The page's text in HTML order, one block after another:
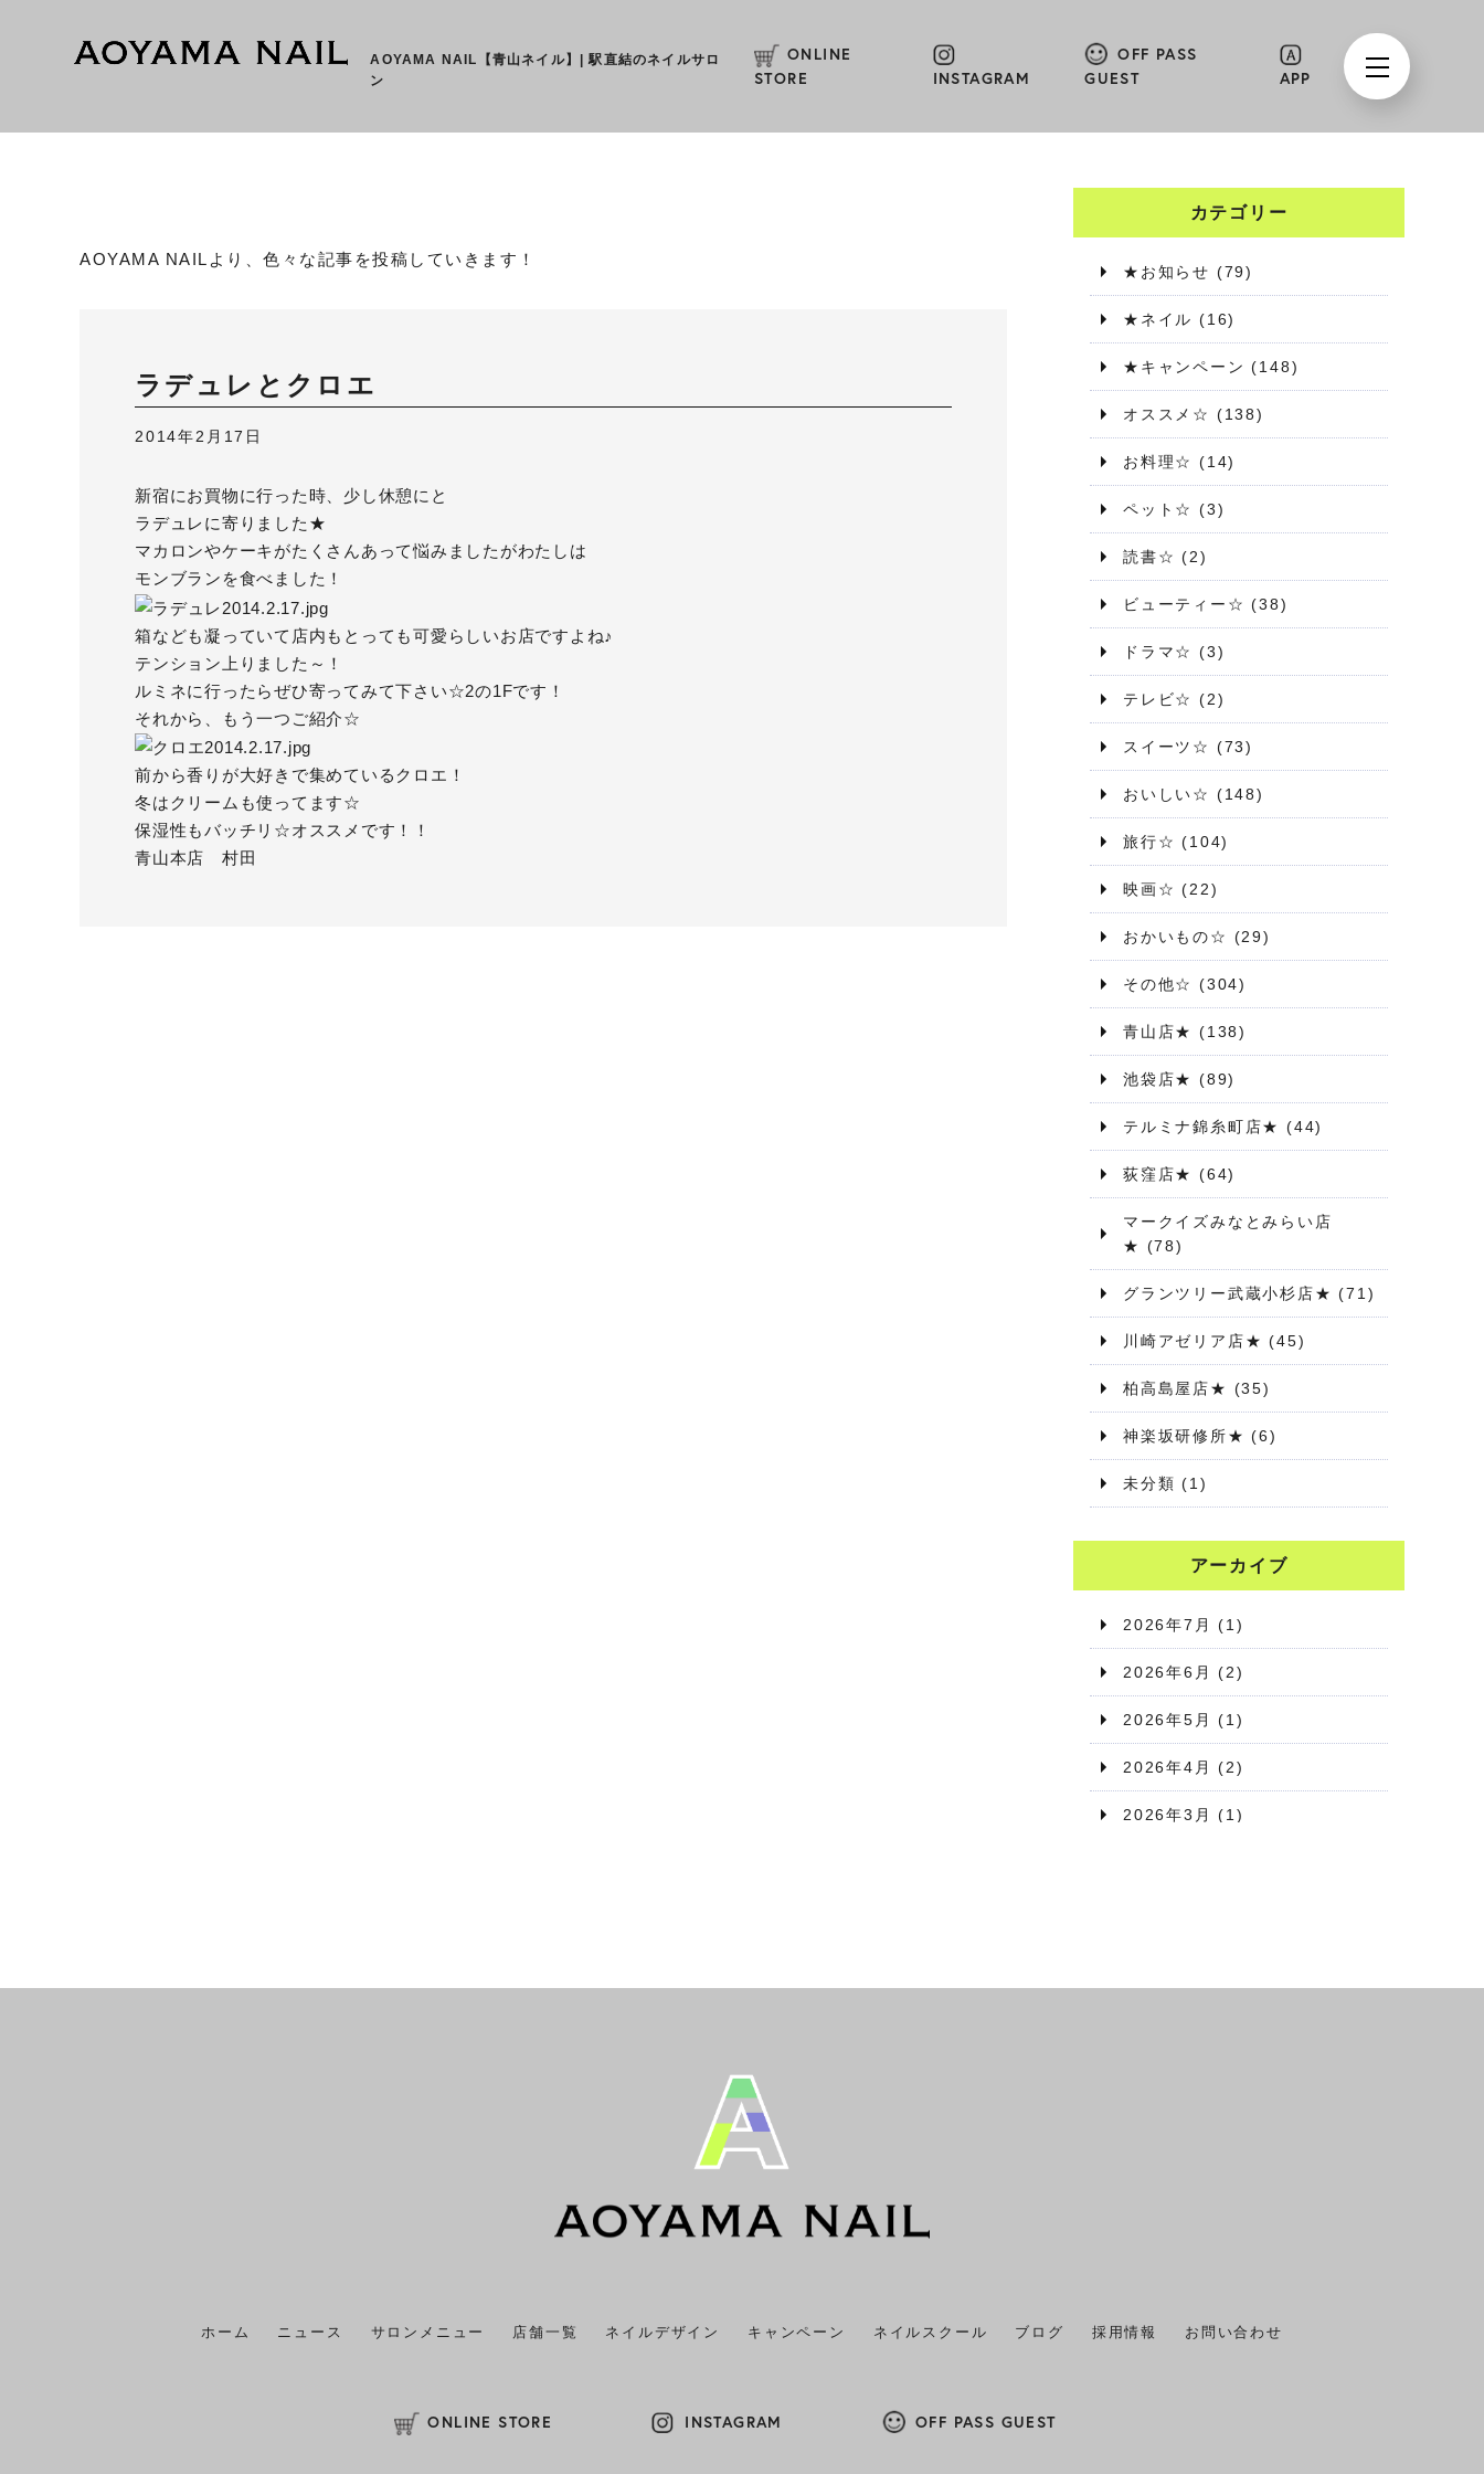
AOYAMA NAIL【青山ネイル】
駅直結のネイルサロ
ン
ONLINE
STORE
INSTAGRAM
OFF PASS
GUEST
APP
AOYAMA NAILより、色々な記事を投稿していきます！
ラデュレとクロエ
2014年2月17日
新宿にお買物に行った時、少し休憩にと
ラデュレ に寄りました★
マカロンやケーキがたくさんあって悩みましたがわたしは
モンブランを食べました！
箱なども凝っていて店内もとっても可愛らしいお店ですよね♪
テンション上りました～！
ルミネに行ったらぜひ寄ってみて下さい☆2の1Fです！
それから、もう一つご紹介☆
前から香りが大好きで集めているクロエ！
冬はクリームも使ってます☆
保湿性もバッチリ☆オススメです！！
青山本店 村田
カテゴリー
★お知らせ (79)
★ネイル (16)
★キャンペーン (148)
オススメ☆ (138)
お料理☆ (14)
ペット☆ (3)
読書☆ (2)
ビューティー☆ (38)
ドラマ☆ (3)
テレビ☆ (2)
スイーツ☆ (73)
おいしい☆ (148)
旅行☆ (104)
映画☆ (22)
おかいもの☆ (29)
その他☆ (304)
青山店★ (138)
池袋店★ (89)
テルミナ錦糸町店★ (44)
荻窪店★ (64)
マークイズみなとみらい店
★ (78)
グランツリー武蔵小杉店★ (71)
川崎アゼリア店★ (45)
柏高島屋店★ (35)
神楽坂研修所★ (6)
未分類 (1)
アーカイブ
2026年7月 (1)
2026年6月 (2)
2026年5月 (1)
2026年4月 (2)
2026年3月 (1)
2025年4月(1)
ホーム ニュース サロンメニュー 店舗一覧 ネイルデザイン キャンペーン ネイルスクール ブログ 採用情報 お問い合わせ
ONLINE STORE INSTAGRAM OFF PASS GUEST